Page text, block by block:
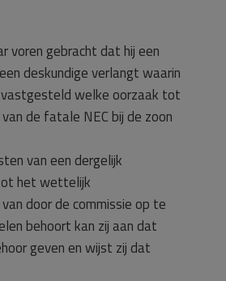
voren gebracht dat hij een
deskundige verlangt waarin
welke oorzaak tot
de fatale NEC bij de zoon
van een dergelijk
het wettelijk
door de commissie op te
behoort kan zij aan dat
geven en wijst zij dat